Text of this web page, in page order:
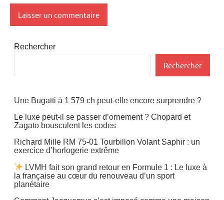
Rechercher
Rechercher
Une Bugatti à 1 579 ch peut-elle encore surprendre ?
Le luxe peut-il se passer d’ornement ? Chopard et
Zagato bousculent les codes
Richard Mille RM 75-01 Tourbillon Volant Saphir : un
exercice d’horlogerie extrême
LVMH fait son grand retour en Formule 1 : Le luxe à
la française au cœur du renouveau d’un sport
planétaire